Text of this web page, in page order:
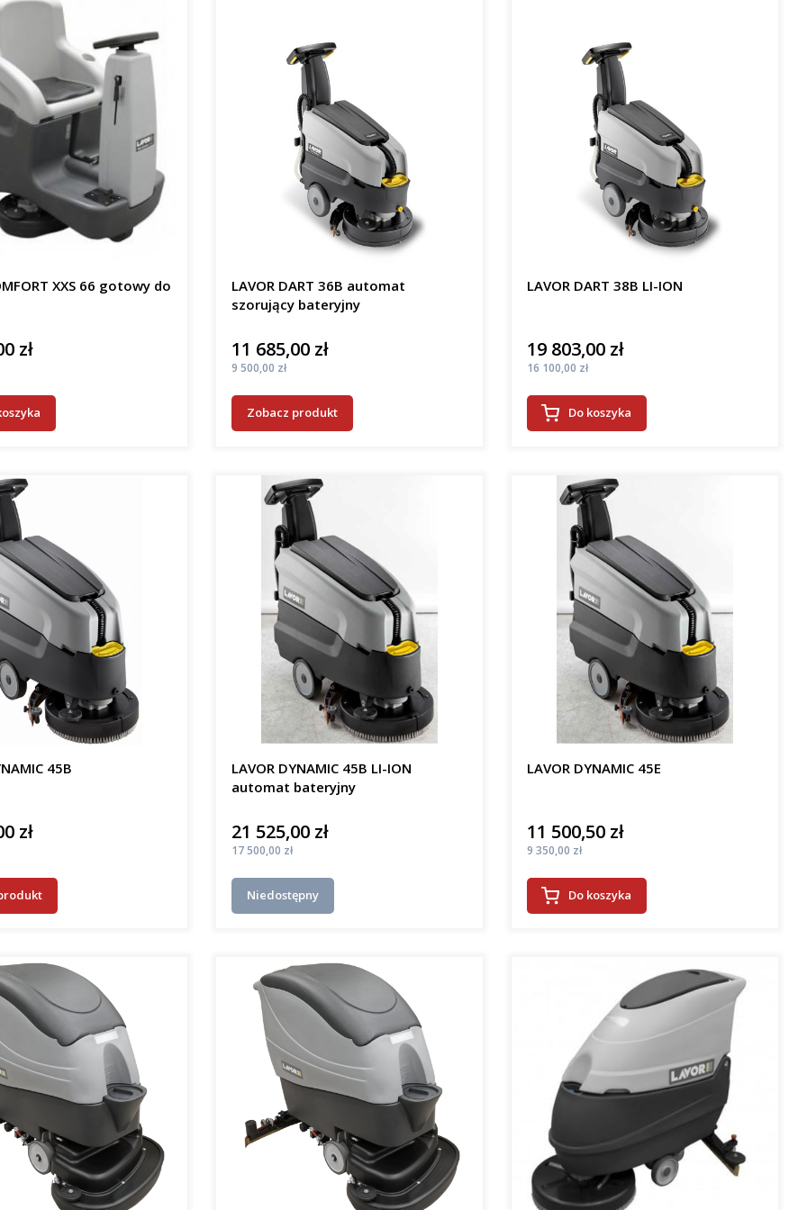
XXS 66 gotowy do
zł
LAVOR DART 36B automat
szorujący bateryjny
Cena
11 685,00 zł
Cena
9 500,00 zł
Zobacz produkt
LAVOR DART 38B LI-ION
Cena
19 803,00 zł
Cena
16 100,00 zł
Do koszyka
45B
zł
LAVOR DYNAMIC 45B LI-ION
automat bateryjny
Cena
21 525,00 zł
Cena
17 500,00 zł
Niedostępny
LAVOR DYNAMIC 45E
Cena
11 500,50 zł
Cena
9 350,00 zł
Do koszyka